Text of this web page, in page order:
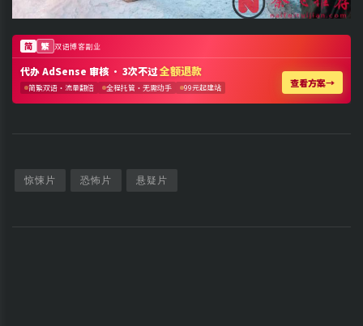
惊悚片 恐怖片 悬疑片